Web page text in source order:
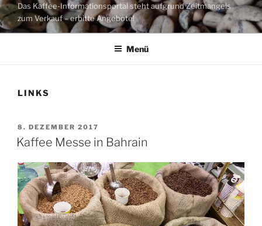
Das Kaffee-Informationsportal steht aufgrund Zeitmangels
zum Verkauf – erbitte Angebote!
Menü
LINKS
VERÖFFENTLICHT
AM
8. DEZEMBER 2017
Kaffee Messe in Bahrain